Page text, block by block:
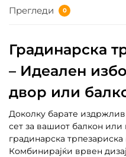
Прегледи 0
Градинарска
– Идеален
двор или
Доколку барате
сет за вашиот балкон или
градинарска
Комбинирајќи врвен